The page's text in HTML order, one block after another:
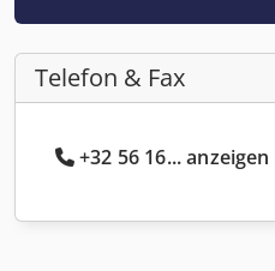
Telefon & Fax
+32 56 16... anzeigen